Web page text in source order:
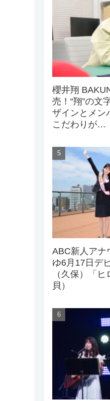
櫻井翔
売！“翔”の文
ザインとメン
こだわりが…
ABC新人アナ
ゆ6月17日デ
（久保）「
貝）